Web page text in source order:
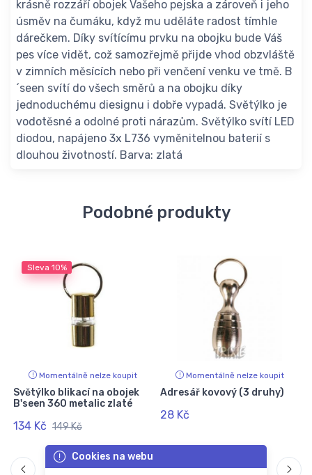
krásně rozzáří obojek Vašeho pejska a zároveň i jeho
úsměv na čumáku, když mu uděláte radost tímhle
dárečkem. Díky svítícímu prvku na obojku bude Váš
pes více vidět, což samozřejmě přijde vhod obzvláště
v zimních měsících nebo při venčení venku ve tmě. B
´seen svítí do všech směrů a na obojku díky
jednoduchému diesignu i dobře vypadá. Světýlko je
vodotěsné a odolné proti nárazům. Světýlko svítí LED
diodou, napájeno 3x L736 vyměnitelnou baterií s
dlouhou životností. Barva: zlatá
Podobné produkty
Sleva 10%
Momentálně nelze koupit
Světýlko blikací na obojek
B'seen 360 metalic zlaté
134 Kč 149 Kč
Momentálně nelze koupit
Adresář kovový (3 druhy)
28 Kč
Cookies na webu